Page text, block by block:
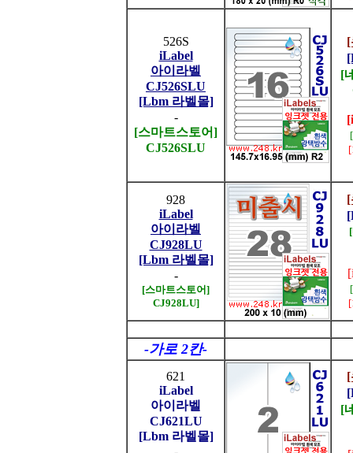
526S
iLabel
아이라벨
CJ526SLU
[Lbm 라벨몰]
-
[스마트스토어]
CJ526SLU
[
[
928
iLabel
아이라벨
CJ928LU
[Lbm 라벨몰]
-
[스마트스토어]
CJ928LU]
[
-가로 2칸-
621
iLabel
아이라벨
CJ621LU
[Lbm 라벨몰]
[
[